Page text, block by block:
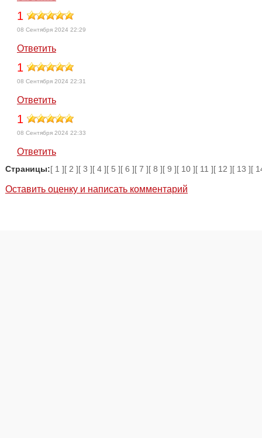
08 Сентября 2024 22:29
Ответить
08 Сентября 2024 22:31
Ответить
08 Сентября 2024 22:33
Ответить
Страницы:[ 1 ][ 2 ][ 3 ][ 4 ][ 5 ][ 6 ][ 7 ][ 8 ][ 9 ][ 10 ][ 11 ][ 12 ][ 13 ][
Оставить оценку и написать комментарий